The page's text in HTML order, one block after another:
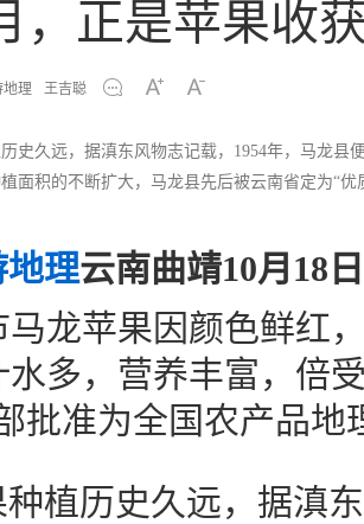
，正是苹果收
地理 王吉聪
史久远，据滇东风物志记载，1954年，马龙
面积的不断扩大，马龙县先后被云南省定为“
地理云南曲靖10月18
马龙苹果因颜色鲜红
多，营养丰富，倍
批准为全国农产品地
植历史久远，据滇